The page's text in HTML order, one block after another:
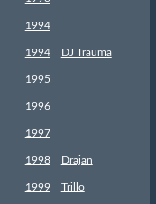
1994
1994 DJ Trauma
1995
1996
1997
1998 Drajan
1999 Trillo